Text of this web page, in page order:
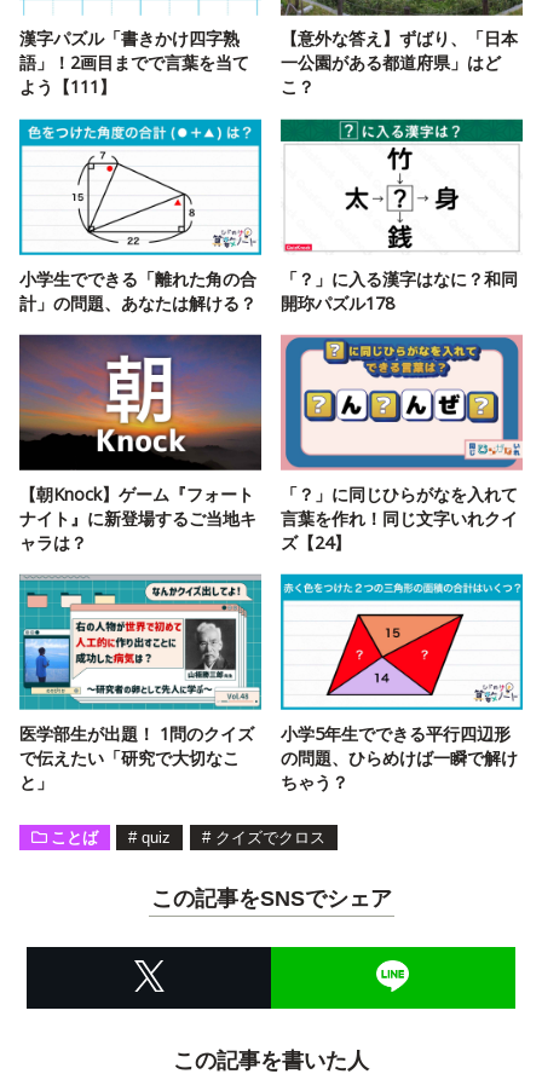
漢字パズル「書きかけ四字熟
語」！2画目までで言葉を当て
よう【111】
【意外な答え】ずばり、「日本
一公園がある都道府県」はど
こ？
小学生でできる「離れた角の合
計」の問題、あなたは解ける？
「？」に入る漢字はなに？和同
開珎パズル178
【朝Knock】ゲーム『フォート
ナイト』に新登場するご当地キ
ャラは？
「？」に同じひらがなを入れて
言葉を作れ！同じ文字いれクイ
ズ【24】
医学部生が出題！ 1問のクイズ
で伝えたい「研究で大切なこ
と」
小学5年生でできる平行四辺形
の問題、ひらめけば一瞬で解け
ちゃう？
ことば # quiz # クイズでクロス
この記事をSNSでシェア
この記事を書いた人